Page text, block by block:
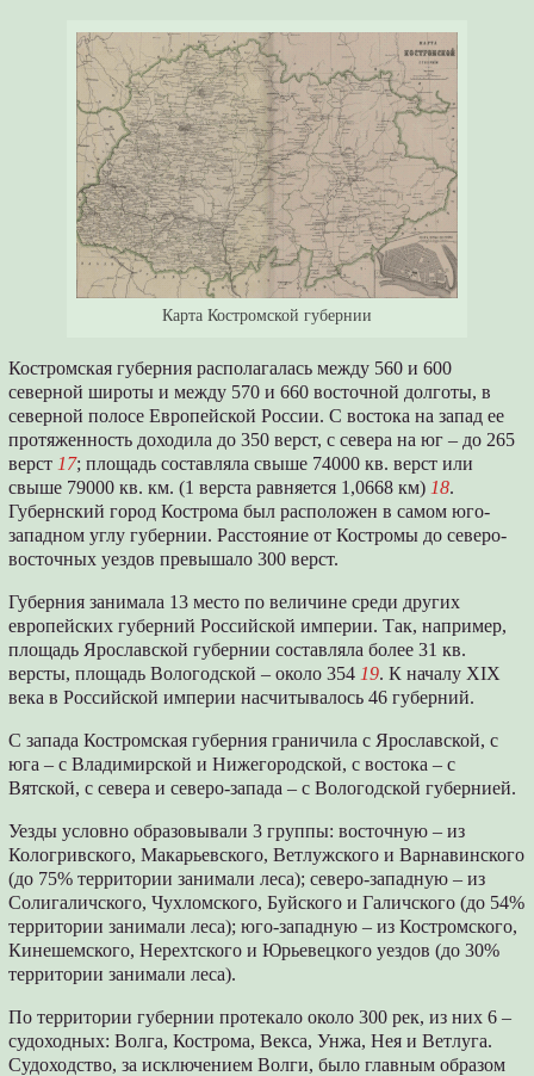
Карта Костромской губернии
Костромская губерния располагалась между 560 и 600
северной широты и между 570 и 660 восточной долготы, в
северной полосе Европейской России. С востока на запад ее
протяженность доходила до 350 верст, с севера на юг – до 265
верст 17; площадь составляла свыше 74000 кв. верст или
свыше 79000 кв. км. (1 верста равняется 1,0668 км) 18.
Губернский город Кострома был расположен в самом юго-
западном углу губернии. Расстояние от Костромы до северо-
восточных уездов превышало 300 верст.
Губерния занимала 13 место по величине среди других
европейских губерний Российской империи. Так, например,
площадь Ярославской губернии составляла более 31 кв.
версты, площадь Вологодской – около 354 19. К началу XIX
века в Российской империи насчитывалось 46 губерний.
С запада Костромская губерния граничила с Ярославской, с
юга – с Владимирской и Нижегородской, с востока – с
Вятской, с севера и северо-запада – с Вологодской губернией.
Уезды условно образовывали 3 группы: восточную – из
Кологривского, Макарьевского, Ветлужского и Варнавинского
(до 75% территории занимали леса); северо-западную – из
Солигаличского, Чухломского, Буйского и Галичского (до 54%
территории занимали леса); юго-западную – из Костромского,
Кинешемского, Нерехтского и Юрьевецкого уездов (до 30%
территории занимали леса).
По территории губернии протекало около 300 рек, из них 6 –
судоходных: Волга, Кострома, Векса, Унжа, Нея и Ветлуга.
Судоходство, за исключением Волги, было главным образом